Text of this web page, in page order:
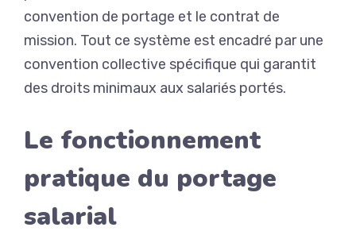
convention de portage et le contrat de
mission. Tout ce système est encadré par une
convention collective spécifique qui garantit
des droits minimaux aux salariés portés.
Le fonctionnement
pratique du portage
salarial